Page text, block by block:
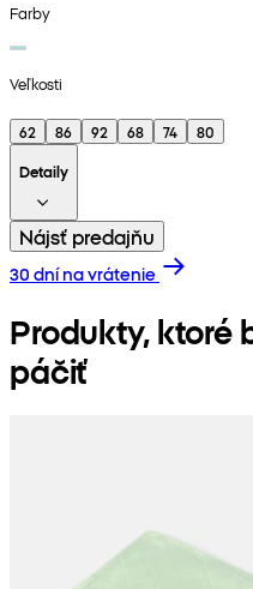
Farby
Veľkosti
62 86 92 68 74
80
Detaily
Nájsť predajňu
30 dní na vrátenie
Produkty, ktoré
páčiť